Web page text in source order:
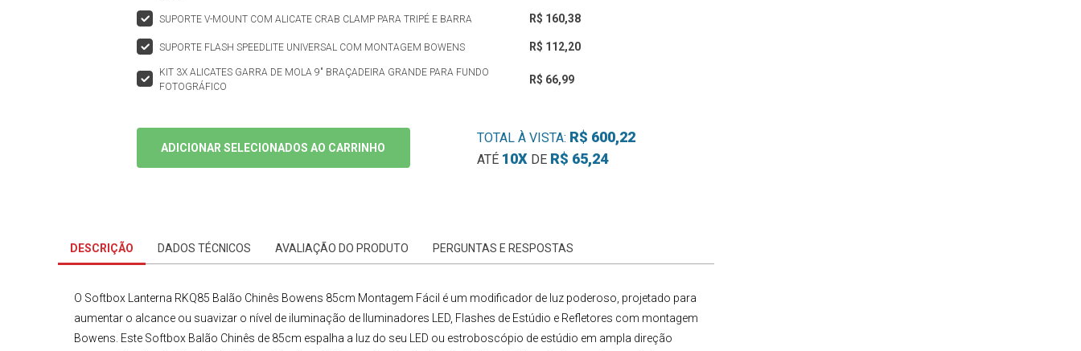
SUPORTE V-MOUNT COM ALICATE CRAB CLAMP PARA TRIPÉ E BARRA R$ 160,38
SUPORTE FLASH SPEEDLITE UNIVERSAL COM MONTAGEM BOWENS R$ 112,20
KIT 3X ALICATES GARRA DE MOLA 9" BRAÇADEIRA GRANDE PARA FUNDO
FOTOGRÁFICO
R$ 66,99
ADICIONAR SELECIONADOS AO CARRINHO
TOTAL À VISTA: R$ 600,22
ATÉ 10X DE R$ 65,24
DESCRIÇÃO DADOS TÉCNICOS AVALIAÇÃO DO PRODUTO PERGUNTAS E RESPOSTAS
O Softbox Lanterna RKQ85 Balão Chinês Bowens 85cm Montagem Fácil é um modificador de luz poderoso, projetado para
aumentar o alcance ou suavizar o nível de iluminação de
Iluminadores LED, Flashes de Estúdio e Refletores com montagem
Bowens. Este Softbox Balão Chinês de 85cm espalha a luz do seu LED ou estroboscópio de estúdio em ampla direção